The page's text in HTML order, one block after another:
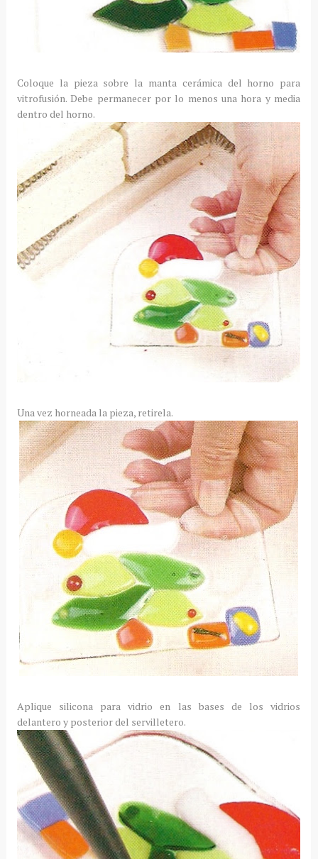
Coloque la pieza sobre la manta cerámica del horno para
vitrofusión. Debe permanecer por lo menos una hora y media
dentro del horno.
Una vez horneada la pieza, retirela.
Aplique silicona para vidrio en las bases de los vidrios
delantero y posterior del servilletero.